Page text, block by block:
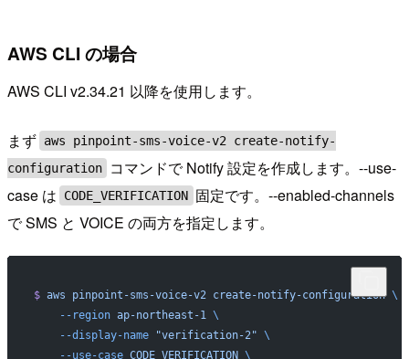
AWS CLI の場合
AWS CLI v2.34.21 以降を使用します。
まず aws pinpoint-sms-voice-v2 create-notify-
configuration
コマンドで Notify 設定を作成します。--use-
case は
CODE_VERIFICATION 固定です。--enabled-channels
で SMS と VOICE の両方を指定します。
$ aws pinpoint-sms-voice-v2 create-notify-configuration \
    --region
ap-northeast-1 \
    --display-name
"verification-2" \
    --use-case
CODE_VERIFICATION \